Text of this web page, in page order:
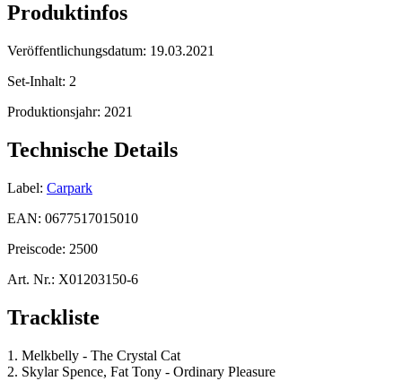
Produktinfos
Veröffentlichungsdatum: 19.03.2021
Set-Inhalt: 2
Produktionsjahr: 2021
Technische Details
Label: Carpark
EAN: 0677517015010
Preiscode: 2500
Art. Nr.: X01203150-6
Trackliste
1. Melkbelly - The Crystal Cat
2. Skylar Spence, Fat Tony - Ordinary Pleasure